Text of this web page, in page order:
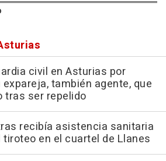
civil en Asturias por
también agente, que
tras ser repelido
recibía asistencia sanitaria
tiroteo en el cuartel de Llanes